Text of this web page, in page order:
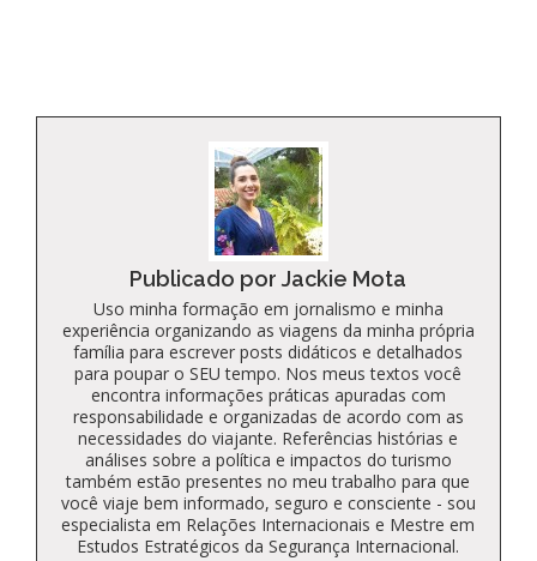
Publicado por Jackie Mota
Uso minha formação em jornalismo e minha
experiência organizando as viagens da minha própria
família para escrever posts didáticos e detalhados
para poupar o SEU tempo. Nos meus textos você
encontra informações práticas apuradas com
responsabilidade e organizadas de acordo com as
necessidades do viajante. Referências histórias e
análises sobre a política e impactos do turismo
também estão presentes no meu trabalho para que
você viaje bem informado, seguro e consciente - sou
especialista em Relações Internacionais e Mestre em
Estudos Estratégicos da Segurança Internacional.